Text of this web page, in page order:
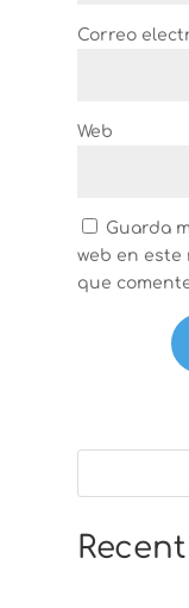
Correo
Web
Guarda
web en este
que